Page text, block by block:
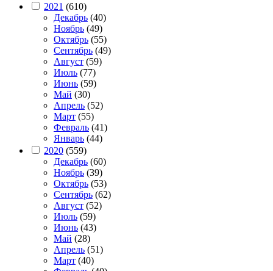
2021 (610)
Декабрь (40)
Ноябрь (49)
Октябрь (55)
Сентябрь (49)
Август (59)
Июль (77)
Июнь (59)
Май (30)
Апрель (52)
Март (55)
Февраль (41)
Январь (44)
2020 (559)
Декабрь (60)
Ноябрь (39)
Октябрь (53)
Сентябрь (62)
Август (52)
Июль (59)
Июнь (43)
Май (28)
Апрель (51)
Март (40)